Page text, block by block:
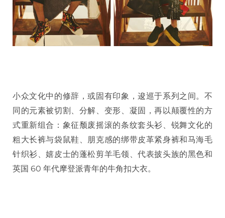
小众文化中的修辞，或固有印象，逡巡于系列之间。不
同的元素被切割、分解、变形、凝固，再以颠覆性的方
式重新组合：象征颓废摇滚的条纹套头衫、锐舞文化的
粗大长裤与袋鼠鞋、朋克感的绑带皮革紧身裤和马海毛
针织衫、嬉皮士的蓬松剪羊毛领、代表披头族的黑色和
英国 60 年代摩登派青年的牛角扣大衣。